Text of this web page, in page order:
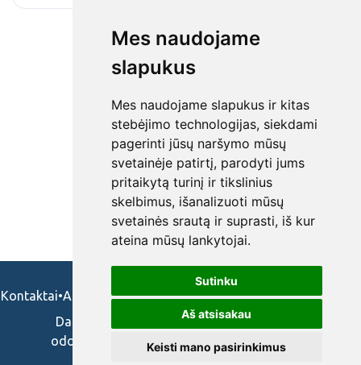
Mes naudojame
slapukus
Mes naudojame slapukus ir kitas
stebėjimo technologijas, siekdami
pagerinti jūsų naršymo mūsų
svetainėje patirtį, parodyti jums
pritaikytą turinį ir tikslinius
skelbimus, išanalizuoti mūsų
svetainės srautą ir suprasti, iš kur
ateina mūsų lankytojai.
Sutinku
Aš atsisakau
Keisti mano pasirinkimus
Kontaktai•Apie mus•Naudojimosi taisykės•Privatumo politika
Darbo skelbimai ir pasiūlymai: gydytojams,
odontologams, slaugytojams, veterinarams,